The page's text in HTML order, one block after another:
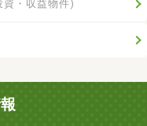
資・収益物件)